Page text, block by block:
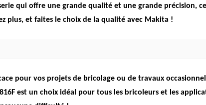
qui offre une grande qualité et une grande précision,
plus, et faites le choix de la qualité avec Makita !
pour vos projets de bricolage ou de travaux
est un choix idéal pour tous les bricoleurs et les